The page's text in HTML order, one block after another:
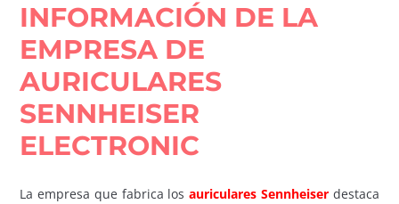
INFORMACIÓN DE LA
EMPRESA DE
AURICULARES
SENNHEISER
ELECTRONIC
La empresa que fabrica losauriculares Sennheiserdestaca